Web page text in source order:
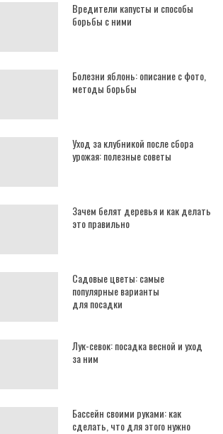
Вредители капусты и способы
борьбы с ними
Болезни яблонь: описание с фото,
методы борьбы
Уход за клубникой после сбора
урожая: полезные советы
Зачем белят деревья и как делать
это правильно
Садовые цветы: самые
популярные варианты
для посадки
Лук-севок: посадка весной и уход
за ним
Бассейн своими руками: как
сделать, что для этого нужно